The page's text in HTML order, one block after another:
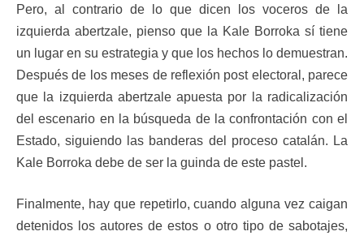
Pero, al contrario de lo que dicen los voceros de la
izquierda abertzale, pienso que la Kale Borroka sí tiene
un lugar en su estrategia y que los hechos lo demuestran.
Después de los meses de reflexión post electoral, parece
que la izquierda abertzale apuesta por la radicalización
del escenario en la búsqueda de la confrontación con el
Estado, siguiendo las banderas del proceso catalán. La
Kale Borroka debe de ser la guinda de este pastel.
Finalmente, hay que repetirlo, cuando alguna vez caigan
detenidos los autores de estos o otro tipo de sabotajes,